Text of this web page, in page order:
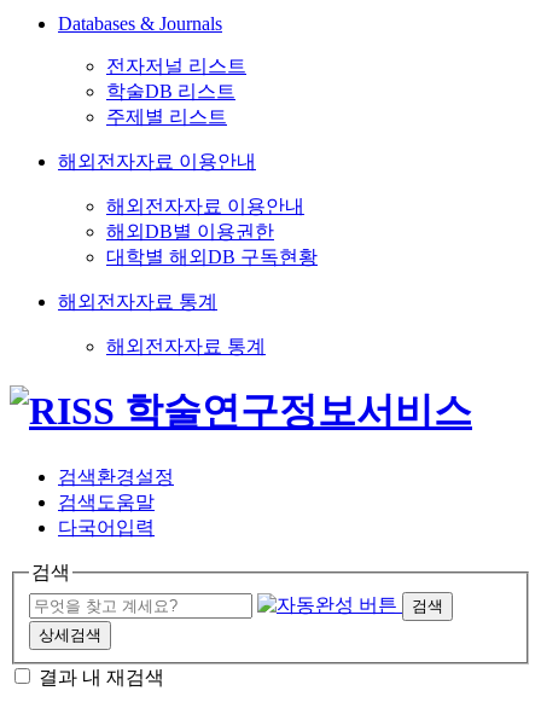
Databases & Journals
전자저널 리스트
학술DB 리스트
주제별 리스트
해외전자자료 이용안내
해외전자자료 이용안내
해외DB별 이용권한
대학별 해외DB 구독현황
해외전자자료 통계
해외전자자료 통계
검색환경설정
검색도움말
다국어입력
검색
검색
상세검색
결과 내 재검색